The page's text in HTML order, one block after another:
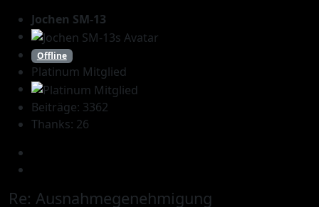
Jochen SM-13
Offline
Platinum Mitglied
Beiträge: 3362
Thanks: 26
Re: Ausnahmegenehmigung